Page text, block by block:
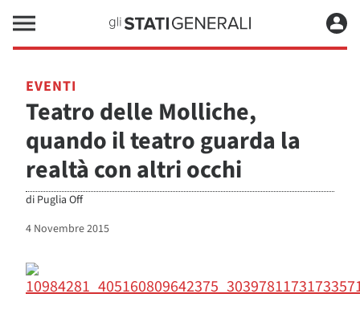
EVENTI
Teatro delle Molliche,
quando il teatro guarda la
realtà con altri occhi
di Puglia Off
4 Novembre 2015